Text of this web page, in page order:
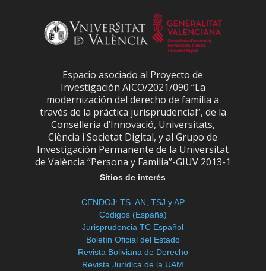
Espacio asociado al Proyecto de
Investigación AICO/2021/090 “La
modernización del derecho de familia a
través de la práctica jurisprudencial”, de la
Conselleria d’Innovació, Universitats,
Ciència i Societat Digital, y al Grupo de
Investigación Permanente de la Universitat
de València “Persona y Familia”-GIUV 2013-1
Sitios de interés
CENDOJ: TS, AN, TSJ y AP
Códigos (España)
Jurisprudencia TC Español
Boletín Oficial del Estado
Revista Boliviana de Derecho
Revista Jurídica de la UAM